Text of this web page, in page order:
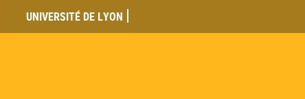
UNIVERSITÉ DE LYON